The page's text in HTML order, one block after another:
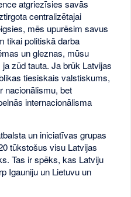
atgriezīsies savās
centralizētajai
mēs upurēsim savus
tikai politiskā darba
un gleznas, mūsu
zūd tauta. Ja brūk Latvijas
tiesiskais valstiskums,
nacionālismu, bet
internacionālisma
un iniciatīvas grupas
tūkstošus visu Latvijas
Tas ir spēks, kas Latviju
Igauniju un Lietuvu un